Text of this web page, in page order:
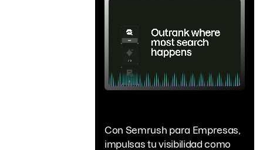
Con Semrush para Empresas,
impulsas tu visibilidad como